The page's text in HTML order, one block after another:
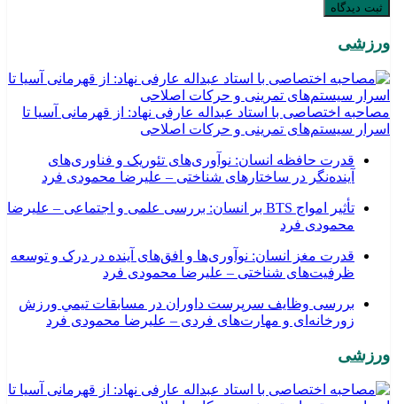
ورزشی
مصاحبه اختصاصی با استاد عبداله عارفی نهاد: از قهرمانی آسیا تا
اسرار سیستم‌های تمرینی و حرکات اصلاحی
قدرت حافظه انسان: نوآوری‌های تئوریک و فناوری‌های
آینده‌نگر در ساختارهای شناختی – علیرضا محمودی فرد
تأثیر امواج BTS بر انسان: بررسی علمی و اجتماعی – علیرضا
محمودی فرد
قدرت مغز انسان: نوآوری‌ها و افق‌های آینده در درک و توسعه
ظرفیت‌های شناختی – علیرضا محمودی فرد
بررسی وظايف سرپرست داوران در مسابقات تیمي ورزش
زورخانه‌ای و مهارت‌های فردی – علیرضا محمودی فرد
ورزشی